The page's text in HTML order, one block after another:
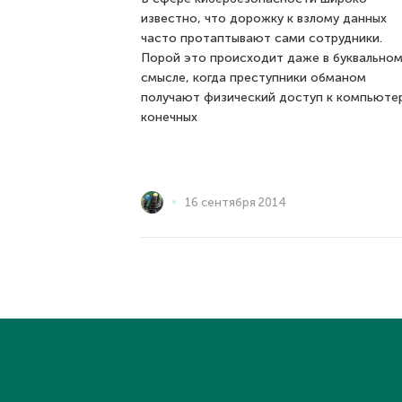
известно, что дорожку к взлому данных
часто протаптывают сами сотрудники.
Порой это происходит даже в буквальном
смысле, когда преступники обманом
получают физический доступ к
конечных
16 сентября 2014